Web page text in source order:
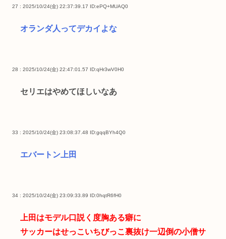
27 : 2025/10/24(金) 22:37:39.17 ID:ePQ+MUAQ0
オランダ人ってデカイよな
28 : 2025/10/24(金) 22:47:01.57 ID:qHr3wV0H0
セリエはやめてほしいなあ
33 : 2025/10/24(金) 23:08:37.48 ID:gqqBYh4Q0
エバートン上田
34 : 2025/10/24(金) 23:09:33.89 ID:0hqtR6fH0
上田はモデル口説く度胸ある癖に
サッカーはせっこいちびっこ裏抜け一辺倒の小僧サ